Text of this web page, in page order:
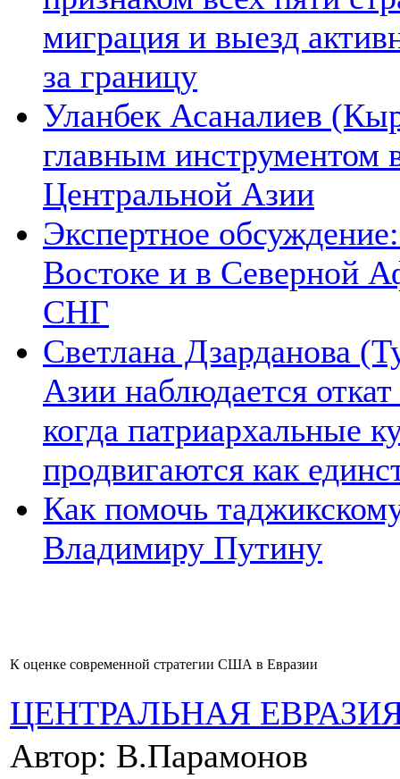
миграция и выезд
за границу
Уланбек Асаналиев
главным инструментом
Центральной Азии
Экспертное
Востоке и в Северной
СНГ
Светлана Дзарданова
Азии наблюдается
когда патриархальные
продвигаются как
Как помочь
Владимиру Путину
К оценке современной стратегии США в Евразии
ЦЕНТРАЛЬНАЯ
Автор: В.Парамонов